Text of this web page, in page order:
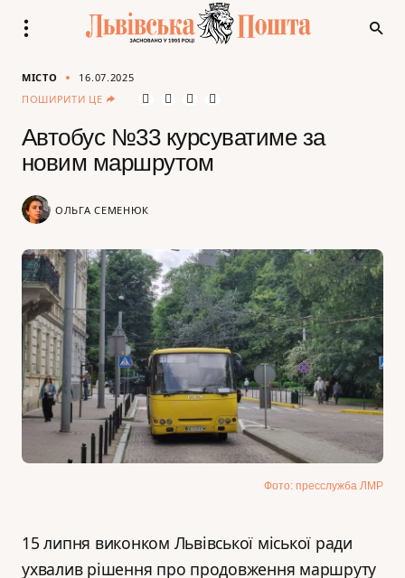
МІСТО
16.07.2025
ПОШИРИТИ ЦЕ
Автобус №33 курсуватиме за
новим маршрутом
ОЛЬГА СЕМЕНЮК
Фото: пресслужба ЛМР
15 липня виконком Львівської міської ради
ухвалив рішення про продовження маршруту